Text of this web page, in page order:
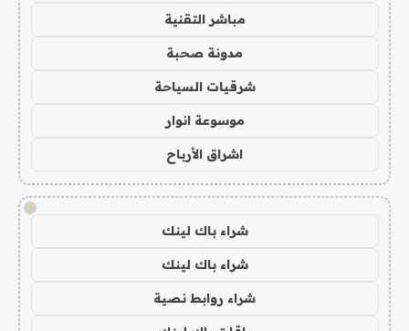
مباشر التقنية
مدونة صحبة
شرقيات السياحة
موسوعة انوار
اشراق الأرباح
!
شراء باك لينك
شراء باك لينك
شراء روابط نصية